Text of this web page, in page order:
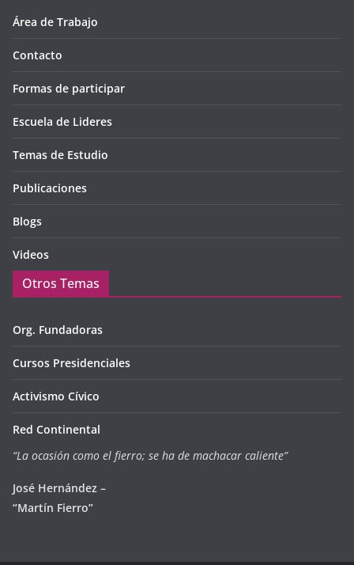
Área de Trabajo
Contacto
Formas de participar
Escuela de Lideres
Temas de Estudio
Publicaciones
Blogs
Videos
Otros Temas
Org. Fundadoras
Cursos Presidenciales
Activismo Cívico
Red Continental
“La ocasión como el fierro; se ha de machacar caliente”
José Hernández –
“Martín Fierro”